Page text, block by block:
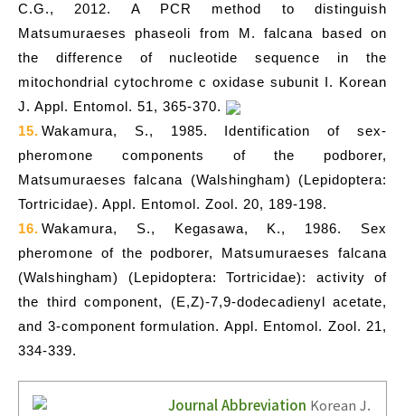
C.G., 2012. A PCR method to distinguish
Matsumuraeses phaseoli from M. falcana based on
the difference of nucleotide sequence in the
mitochondrial cytochrome c oxidase subunit I. Korean
J. Appl. Entomol. 51, 365-370.
15. Wakamura, S., 1985. Identification of sex-
pheromone components of the podborer,
Matsumuraeses falcana (Walshingham) (Lepidoptera:
Tortricidae). Appl. Entomol. Zool. 20, 189-198.
16. Wakamura, S., Kegasawa, K., 1986. Sex
pheromone of the podborer, Matsumuraeses falcana
(Walshingham) (Lepidoptera: Tortricidae): activity of
the third component, (E,Z)-7,9-dodecadienyl acetate,
and 3-component formulation. Appl. Entomol. Zool. 21,
334-339.
Journal Abbreviation Korean J.